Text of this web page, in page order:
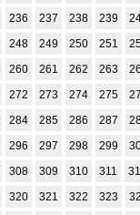
236 237 238 239
248 249 250 251
260 261 262 263
272 273 274 275
284 285 286 287
296 297 298 299
308 309 310 311
320 321 322 323